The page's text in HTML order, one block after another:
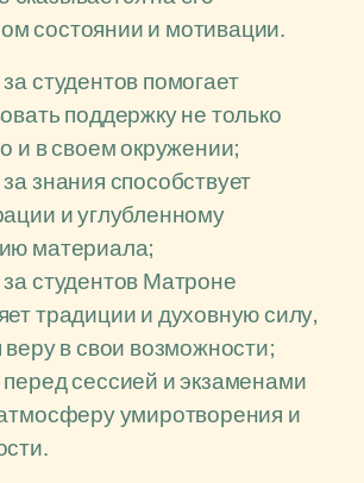
состоянии и мотивации.
студентов помогает
поддержку не только
и в своем окружении;
знания способствует
и углубленному
материала;
студентов Матроне
традиции и духовную силу,
веру в свои возможности;
сессией и экзаменами
умиротворения и